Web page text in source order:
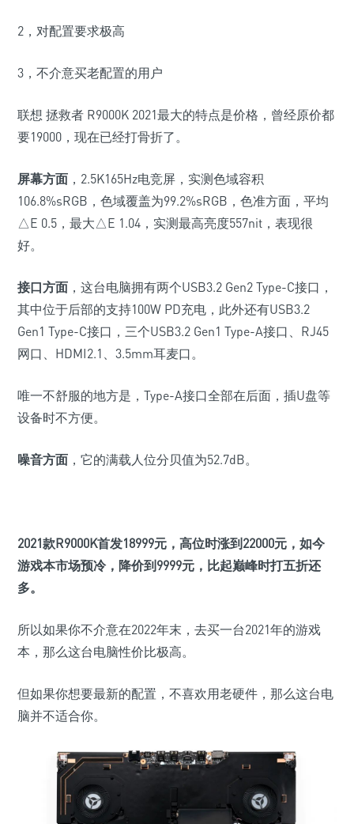
2，对配置要求极高
3，不介意买老配置的用户
联想 拯救者 R9000K 2021最大的特点是价格，曾经原价都
要19000，现在已经打骨折了。
屏幕方面 ，2.5K165Hz电竞屏，实测色域容积
106.8%sRGB，色域覆盖为99.2%sRGB，色准方面，平均
△E 0.5，最大△E 1.04，实测最高亮度557nit，表现很
好。
接口方面 ，这台电脑拥有两个USB3.2 Gen2 Type-C接口，
其中位于后部的支持100W PD充电，此外还有USB3.2
Gen1 Type-C接口，三个USB3.2 Gen1 Type-A接口、RJ45
网口、HDMI2.1、3.5mm耳麦口。
唯一不舒服的地方是，Type-A接口全部在后面，插U盘等
设备时不方便。
噪音方面 ，它的满载人位分贝值为52.7dB。
2021款R9000K首发18999元 ，高位时涨到22000元 ，如今
游戏本市场预冷，降价到9999元 ，比起巅峰时打五折还
多。
所以如果你不介意在2022年末，去买一台2021年的游戏
本，那么这台电脑性价比极高。
但如果你想要最新的配置，不喜欢用老硬件，那么这台电
脑并不适合你。